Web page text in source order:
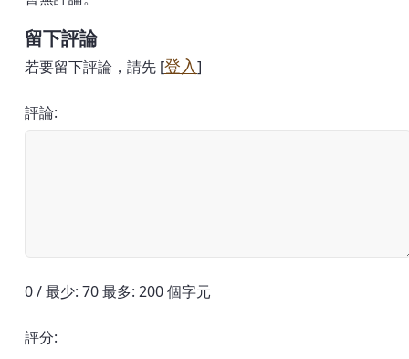
留下評論
若要留下評論，請先 [登入]
評論:
0 / 最少: 70 最多: 200 個字元
評分: